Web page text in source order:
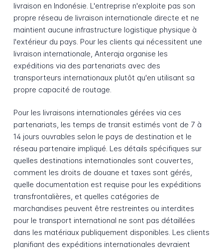
livraison en Indonésie. L'entreprise n'exploite pas son
propre réseau de livraison internationale directe et ne
maintient aucune infrastructure logistique physique à
l'extérieur du pays. Pour les clients qui nécessitent une
livraison internationale, Anteraja organise les
expéditions via des partenariats avec des
transporteurs internationaux plutôt qu'en utilisant sa
propre capacité de routage.
Pour les livraisons internationales gérées via ces
partenariats, les temps de transit estimés vont de 7 à
14 jours ouvrables selon le pays de destination et le
réseau partenaire impliqué. Les détails spécifiques sur
quelles destinations internationales sont couvertes,
comment les droits de douane et taxes sont gérés,
quelle documentation est requise pour les expéditions
transfrontalières, et quelles catégories de
marchandises peuvent être restreintes ou interdites
pour le transport international ne sont pas détaillées
dans les matériaux publiquement disponibles. Les clients
planifiant des expéditions internationales devraient